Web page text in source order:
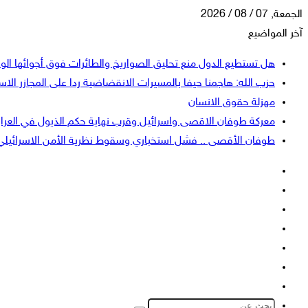
الجمعة, 07 / 08 / 2026
آخر المواضيع
هل تستطيع الدول منع تحليق الصواريخ والطائرات فوق أجوائها
حزب الله: هاجمنا حيفا بالمسيرات الانقضاضية ردا على المجازر
مهزلة حقوق الانسان
معركة طوفان الاقصى واسرائيل وقرب نهاية حكم الذيول في
طوفان الأقصى .. فشل استخباري وسقوط نظرية الأمن